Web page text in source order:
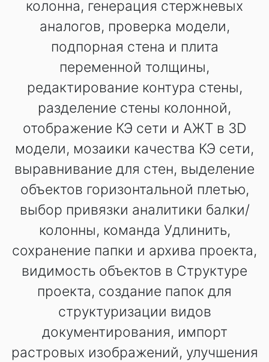
колонна, генерация стержневых
аналогов, проверка модели,
подпорная стена и плита
переменной толщины,
редактирование контура стены,
разделение стены колонной,
отображение КЭ сети и АЖТ в 3D
модели, мозаики качества КЭ сети,
выравнивание для стен, выделение
объектов горизонтальной плетью,
выбор привязки аналитики балки/
колонны, команда Удлинить,
сохранение папки и архива проекта,
видимость объектов в Структуре
проекта, создание папок для
структуризации видов
документирования, импорт
растровых изображений, улучшения